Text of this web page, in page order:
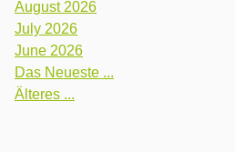
August 2026
July 2026
June 2026
Das Neueste ...
Älteres ...